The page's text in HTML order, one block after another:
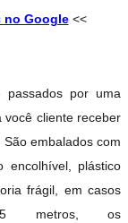
no Google<<
passados por uma
você cliente receber
embalados com
encolhível, plástico
frágil, em casos
metros, os